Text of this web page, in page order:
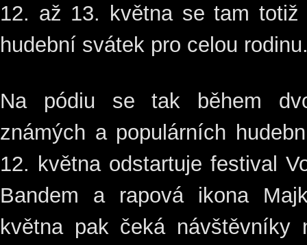
12. až 13. května se tam
hudební svátek pro celou
Na pódiu se tak během
známých a populárních
12. května odstartuje festival
Bandem a rapová ikona
května pak čeká návštěvníky